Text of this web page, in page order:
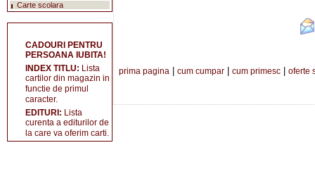
prima pagina cum cumpar cum primesc oferte
Carte scolara
CADOURI PENTRU
PERSOANA IUBITA!
INDEX TITLU: Lista
cartilor din magazin in
functie de primul
caracter.
EDITURI: Lista
curenta a editurilor de
la care va oferim carti.